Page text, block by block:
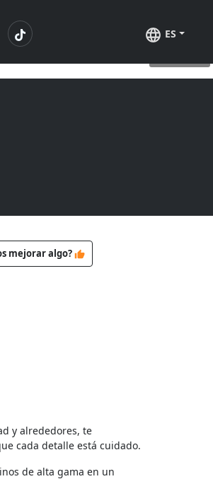
ES
mejorar algo?
y alrededores, te
cada detalle está cuidado.
de alta gama en un